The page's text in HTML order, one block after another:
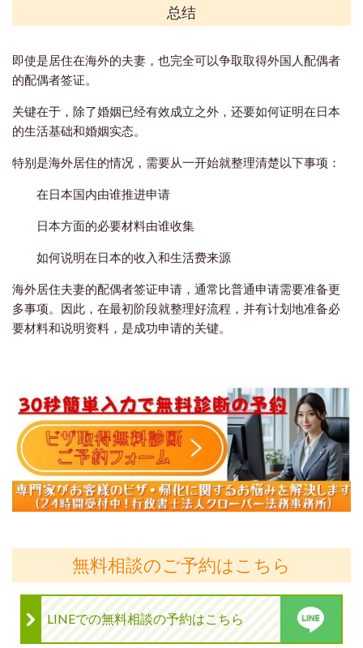
总结
即使是居住在海外的夫妻，也完全可以争取取得外国人配偶者
的配偶者签证。
关键在于，除了婚姻已经有效成立之外，还要如何证明在日本
的生活基础和婚姻实态。
特别是海外居住的情况，需要从一开始就整理清楚以下事项：
在日本国内由谁推进申请
日本方面的必要材料由谁收集
如何说明在日本的收入和生活费来源
海外居住夫妻的配偶者签证申请，通常比普通申请需要准备更
多事项。因此，在最初阶段就整理好流程，并有计划地准备必
要材料和说明资料，是成功申请的关键。
無料相談のご予約はこちら
LINEでの無料相談の予約はこちら